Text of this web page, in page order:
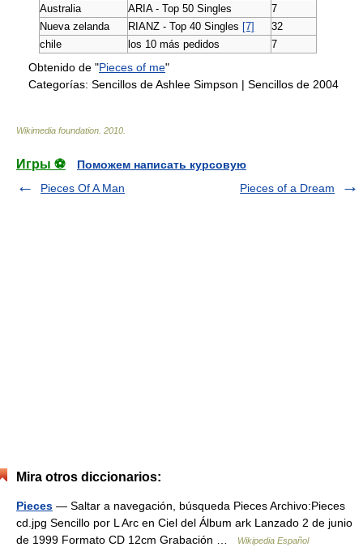
Australia
ARIA - Top 50 Singles
7
Nueva zelanda
RIANZ - Top 40 Singles [7]
32
chile
los 10 más pedidos 7
Obtenido de "Pieces of me"
Categorías: Sencillos de Ashlee Simpson | Sencillos de 2004
Wikimedia foundation 2010
Игры ⚽
Поможем написать курсовую
Pieces Of A Man
Pieces of a Dream
Mira otros diccionarios:
Pieces — Saltar a navegación, búsqueda Pieces Archivo:Pieces
cd.jpg Sencillo por L Arc en Ciel del Álbum ark Lanzado 2 de junio
de 1999 Formato CD 12cm Grabación …
Wikipedia Español